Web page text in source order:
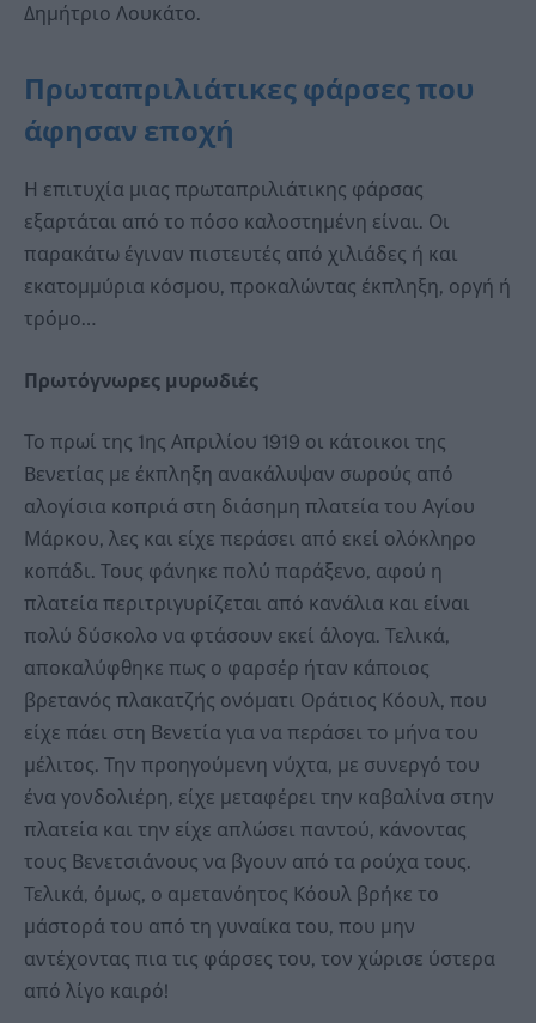
Δημήτριο Λουκάτο.
Πρωταπριλιάτικες φάρσες που
άφησαν εποχή
Η επιτυχία μιας πρωταπριλιάτικης φάρσας
εξαρτάται από το πόσο καλοστημένη είναι. Οι
παρακάτω έγιναν πιστευτές από χιλιάδες ή και
εκατομμύρια κόσμου, προκαλώντας έκπληξη, οργή ή
τρόμο…
Πρωτόγνωρες μυρωδιές
Το πρωί της 1ης Απριλίου 1919 οι κάτοικοι της
Βενετίας με έκπληξη ανακάλυψαν σωρούς από
αλογίσια κοπριά στη διάσημη πλατεία του Αγίου
Μάρκου, λες και είχε περάσει από εκεί ολόκληρο
κοπάδι. Τους φάνηκε πολύ παράξενο, αφού η
πλατεία περιτριγυρίζεται από κανάλια και είναι
πολύ δύσκολο να φτάσουν εκεί άλογα. Τελικά,
αποκαλύφθηκε πως ο φαρσέρ ήταν κάποιος
βρετανός πλακατζής ονόματι Οράτιος Κόουλ, που
είχε πάει στη Βενετία για να περάσει το μήνα του
μέλιτος. Την προηγούμενη νύχτα, με συνεργό του
ένα γονδολιέρη, είχε μεταφέρει την καβαλίνα στην
πλατεία και την είχε απλώσει παντού, κάνοντας
τους Βενετσιάνους να βγουν από τα ρούχα τους.
Τελικά, όμως, ο αμετανόητος Κόουλ βρήκε το
μάστορά του από τη γυναίκα του, που μην
αντέχοντας πια τις φάρσες του, τον χώρισε ύστερα
από λίγο καιρό!